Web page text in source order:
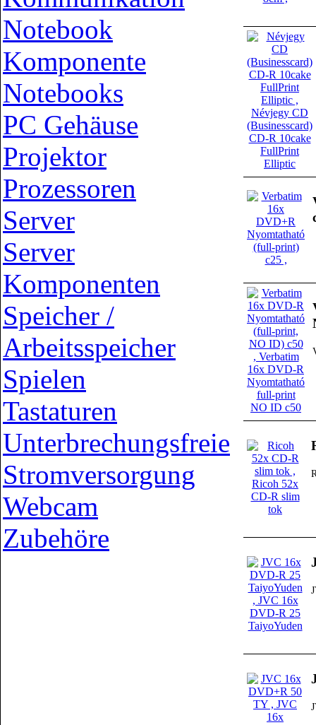
Notebook
Komponente
Notebooks
PC Gehäuse
Projektor
Prozessoren
Server
Server
Komponenten
Speicher /
Arbeitsspeicher
Spielen
Tastaturen
Unterbrechungsfreie
Stromversorgung
Webcam
Zubehöre